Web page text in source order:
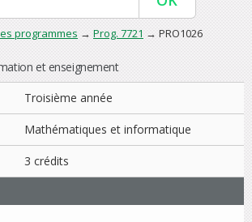
programmes → Prog. 7721 → PRO1026
et enseignement
Troisième année
Mathématiques et informatique
3 crédits